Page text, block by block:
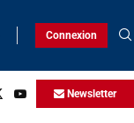
Connexion
Newsletter